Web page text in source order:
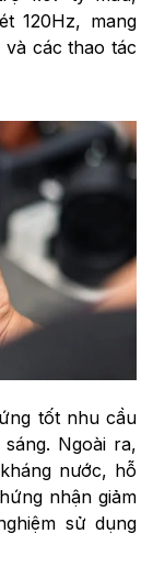
120Hz, mang
các thao tác
tốt nhu cầu
Ngoài ra,
nước, hỗ
nhận giảm
sử dụng